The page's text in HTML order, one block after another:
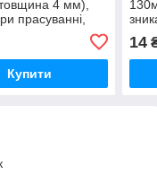
4 мм),
прасуванні,
Купити
14